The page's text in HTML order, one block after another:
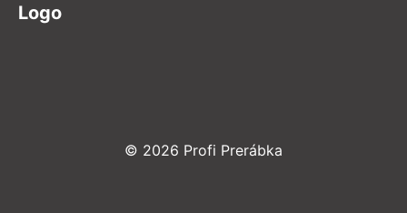
Logo
© 2026 Profi Prerábka